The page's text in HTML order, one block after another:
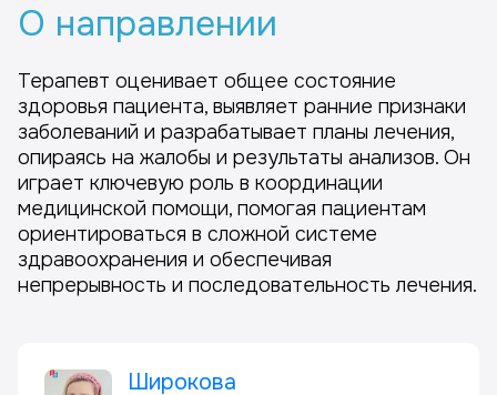
О направлении
Терапевт оценивает общее состояние
здоровья пациента, выявляет ранние признаки
заболеваний и разрабатывает планы лечения,
опираясь на жалобы и результаты анализов. Он
играет ключевую роль в координации
медицинской помощи, помогая пациентам
ориентироваться в сложной системе
здравоохранения и обеспечивая
непрерывность и последовательность лечения.
Широкова